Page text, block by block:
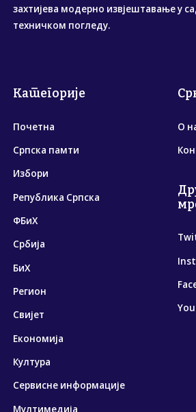
захтијева модерно извјештавање у
техничком погледу.
Категорије
Почетна
Српска памти
Избори
Република Српска
ФБиХ
Србија
БиХ
Регион
Свијет
Економија
Култура
Сервисне информације
Мултимедија
О